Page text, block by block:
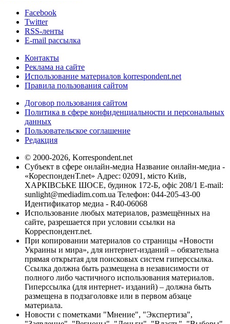
Facebook
Twitter
RSS-ленты
E-mail рассылка
Контакты
Реклама на сайте
Использование материалов korrespondent.net
Правила пользования сайтом
Договор пользования сайтом
Политика в сфере конфиденциальности и персональных
данных
Пользовательское соглашение
Редакция
© 2000-2026, Korrespondent.net
Субъект в сфере онлайн-медиа Название онлайн-медиа -
«КореспонденТ.net» Адрес: 02091, місто Київ,
ХАРКІВСЬКЕ ШОСЕ, будинок 172-Б, офіс 208/1 E-mail:
sunlight@mediadim.com.ua Телефон: 044-205-43-00
Идентификатор медиа - R40-06068
Использование любых материалов, размещённых на
сайте, разрешается при условии ссылки на
Корреспондент.net.
При копировании материалов со страницы «Новости
Украины и мира», для интернет-изданий – обязательна
прямая открытая для поисковых систем гиперссылка.
Ссылка должна быть размещена в независимости от
полного либо частичного использования материалов.
Гиперссылка (для интернет- изданий) – должна быть
размещена в подзаголовке или в первом абзаце
материала.
Новости с пометками "Мнение", "Экспертиза",